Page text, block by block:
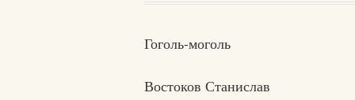
Гоголь-моголь
Востоков Станислав